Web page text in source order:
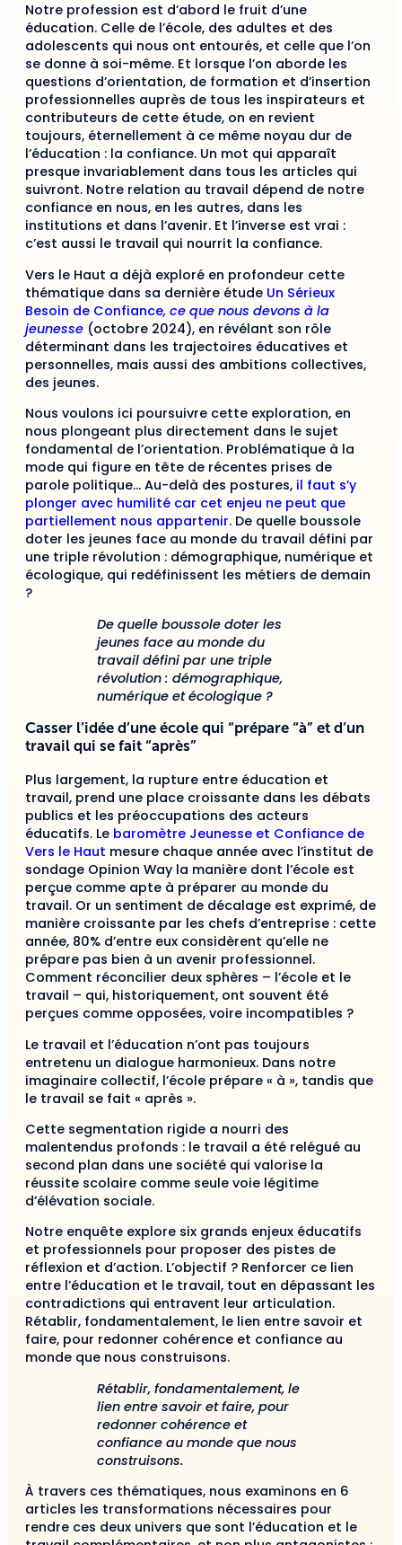
Notre profession est d’abord le fruit d’une
éducation. Celle de l’école, des adultes et des
adolescents qui nous ont entourés, et celle que l’on
se donne à soi-même. Et lorsque l’on aborde les
questions d’orientation, de formation et d’insertion
professionnelles auprès de tous les inspirateurs et
contributeurs de cette étude, on en revient
toujours, éternellement à ce même noyau dur de
l’éducation : la confiance. Un mot qui apparaît
presque invariablement dans tous les articles qui
suivront. Notre relation au travail dépend de notre
confiance en nous, en les autres, dans les
institutions et dans l’avenir. Et l’inverse est vrai :
c’est aussi le travail qui nourrit la confiance.
Vers le Haut a déjà exploré en profondeur cette
thématique dans sa dernière étude Un Sérieux
Besoin de Confiance, ce que nous devons à la
jeunesse (octobre 2024), en révélant son rôle
déterminant dans les trajectoires éducatives et
personnelles, mais aussi des ambitions collectives,
des jeunes.
Nous voulons ici poursuivre cette exploration, en
nous plongeant plus directement dans le sujet
fondamental de l’orientation. Problématique à la
mode qui figure en tête de récentes prises de
parole politique… Au-delà des postures, il faut s’y
plonger avec humilité car cet enjeu ne peut que
partiellement nous appartenir. De quelle boussole
doter les jeunes face au monde du travail défini par
une triple révolution : démographique, numérique et
écologique, qui redéfinissent les métiers de demain
?
De quelle boussole doter les
jeunes face au monde du
travail défini par une triple
révolution : démographique,
numérique et écologique ?
Casser l’idée d’une école qui “prépare “à” et d’un
travail qui se fait “après”
Plus largement, la rupture entre éducation et
travail, prend une place croissante dans les débats
publics et les préoccupations des acteurs
éducatifs. Le baromètre Jeunesse et Confiance de
Vers le Haut mesure chaque année avec l’institut de
sondage Opinion Way la manière dont l’école est
perçue comme apte à préparer au monde du
travail. Or un sentiment de décalage est exprimé, de
manière croissante par les chefs d’entreprise : cette
année, 80% d’entre eux considèrent qu’elle ne
prépare pas bien à un avenir professionnel.
Comment réconcilier deux sphères – l’école et le
travail – qui, historiquement, ont souvent été
perçues comme opposées, voire incompatibles ?
Le travail et l’éducation n’ont pas toujours
entretenu un dialogue harmonieux. Dans notre
imaginaire collectif, l’école prépare « à », tandis que
le travail se fait « après ».
Cette segmentation rigide a nourri des
malentendus profonds : le travail a été relégué au
second plan dans une société qui valorise la
réussite scolaire comme seule voie légitime
d’élévation sociale.
Notre enquête explore six grands enjeux éducatifs
et professionnels pour proposer des pistes de
réflexion et d’action. L’objectif ? Renforcer ce lien
entre l’éducation et le travail, tout en dépassant les
contradictions qui entravent leur articulation.
Rétablir, fondamentalement, le lien entre savoir et
faire, pour redonner cohérence et confiance au
monde que nous construisons.
Rétablir, fondamentalement, le
lien entre savoir et faire, pour
redonner cohérence et
confiance au monde que nous
construisons.
À travers ces thématiques, nous examinons en 6
articles les transformations nécessaires pour
rendre ces deux univers que sont l’éducation et le